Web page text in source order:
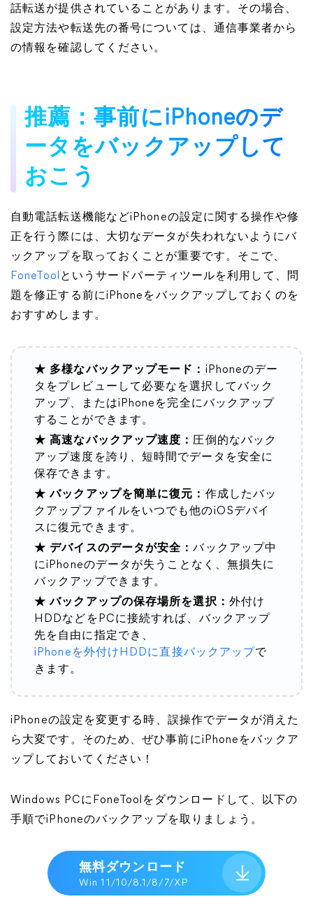
話転送が提供されていることがあります。その場合、
設定方法や転送先の番号については、通信事業者から
の情報を確認してください。
推薦：事前にiPhoneのデ
ータをバックアップして
おこう
自動電話転送機能などiPhoneの設定に関する操作や修
正を行う際には、大切なデータが失われないようにバ
ックアップを取っておくことが重要です。そこで、
FoneTool というサードパーティツールを利用して、問
題を修正する前にiPhoneをバックアップしておくのを
おすすめします。
★ 多様なバックアップモード： iPhoneのデー
タをプレビューして必要なを選択してバック
アップ、またはiPhoneを完全にバックアップ
することができます。
★ 高速なバックアップ速度： 圧倒的なバック
アップ速度を誇り、短時間でデータを安全に
保存できます。
★ バックアップを簡単に復元： 作成したバッ
クアップファイルをいつでも他のiOSデバイ
スに復元できます。
★ デバイスのデータが安全：バックアップ中
にiPhoneのデータが失うことなく、無損失に
バックアップできます。
★ バックアップの保存場所を選択： 外付け
HDDなどをPCに接続すれば、バックアップ
先を自由に指定でき、
iPhoneを外付けHDDに直接バックアップ で
きます。
iPhoneの設定を変更する時、誤操作でデータが消えた
ら大変です。そのため、ぜひ事前にiPhoneをバックア
ップしておいてください！
Windows PCにFoneToolをダウンロードして、以下の
手順でiPhoneのバックアップを取りましょう。
無料ダウンロード
Win 11/10/8.1/8/7/XP